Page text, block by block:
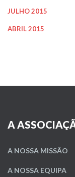
JULHO 2015
ABRIL 2015
A
A NOSSA MISSÃO
A NOSSA EQUIPA